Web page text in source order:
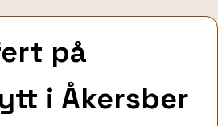
på
i Åkersber